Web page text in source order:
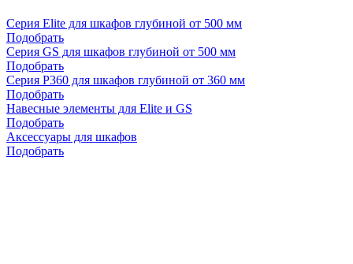
Серия Elite для шкафов глубиной от 500 мм
Подобрать
Серия GS для шкафов глубиной от 500 мм
Подобрать
Серия P360 для шкафов глубиной от 360 мм
Подобрать
Навесные элементы для Elite и GS
Подобрать
Аксессуары для шкафов
Подобрать